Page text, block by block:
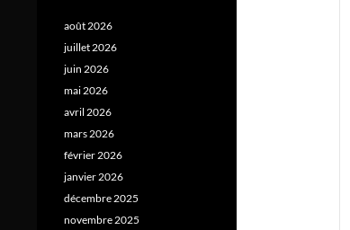
août 2026
juillet 2026
juin 2026
mai 2026
avril 2026
mars 2026
février 2026
janvier 2026
décembre 2025
novembre 2025